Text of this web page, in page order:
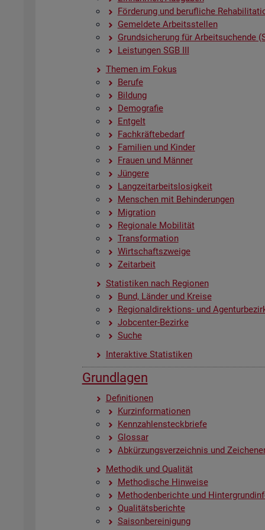
För­de­rung und be­ruf­li­che
Ge­mel­de­te Ar­beits­stel­len
Grund­si­che­rung für Ar­beit­su­chen­de
Leis­tun­gen SGB III
The­men im Fokus
Be­ru­fe
Bil­dung
De­mo­gra­fie
Ent­gelt
Fach­kräf­te­be­darf
Fa­mi­li­en und Kin­der
Frau­en und Män­ner
Jün­ge­re
Lang­zeit­ar­beits­lo­sig­keit
Men­schen mit Be­hin­de­run­gen
Mi­gra­ti­on
Re­gio­na­le Mo­bi­li­tät
Trans­for­ma­ti­on
Wirt­schafts­zwei­ge
Zeit­ar­beit
Sta­tis­ti­ken nach Re­gio­nen
Bund, Län­der und Krei­se
Re­gio­nal­di­rek­ti­ons- und
Job­cen­ter-Be­zir­ke
Suche
In­ter­ak­ti­ve Sta­tis­ti­ken
Grund­la­gen
De­fi­ni­tio­nen
Kurz­in­for­ma­tio­nen
Kenn­zah­len­steck­brie­fe
Glos­sar
Ab­kür­zungs­ver­zeich­nis und
Me­tho­dik und Qua­li­tät
Me­tho­di­sche Hin­wei­se
Me­tho­den­be­rich­te und
Qua­li­täts­be­rich­te
Sai­son­be­rei­ni­gung